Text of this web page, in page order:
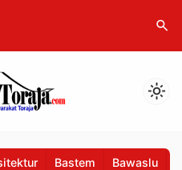
search
light_mode
Bastem Bawaslu